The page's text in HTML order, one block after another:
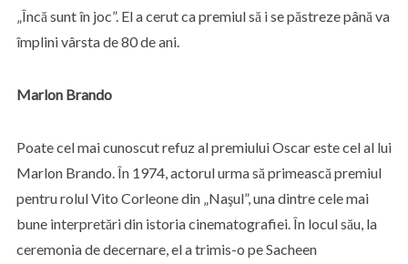
„Încă sunt în joc”. El a cerut ca premiul să i se păstreze până va
împlini vârsta de 80 de ani.
Marlon Brando
Poate cel mai cunoscut refuz al premiului Oscar este cel al lui
Marlon Brando. În 1974, actorul urma să primească premiul
pentru rolul Vito Corleone din „Naşul”, una dintre cele mai
bune interpretări din istoria cinematografiei. În locul său, la
ceremonia de decernare, el a trimis-o pe Sacheen